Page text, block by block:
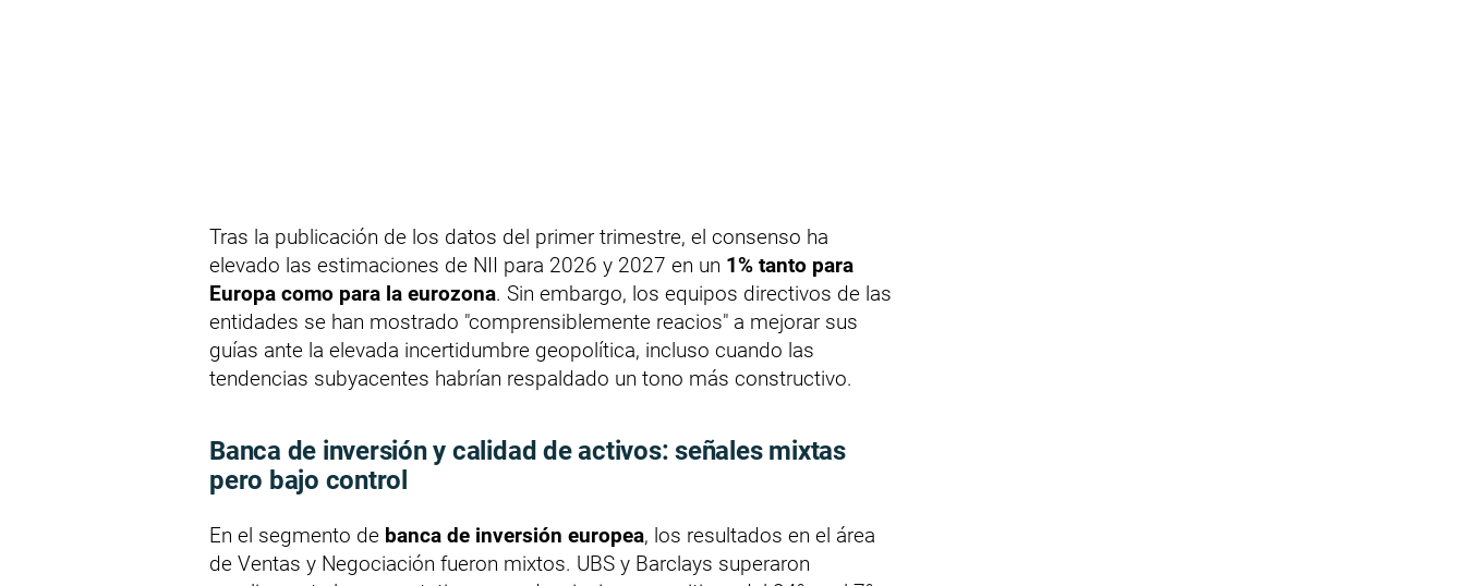
Tras la publicación de los datos del primer trimestre, el consenso ha
elevado las estimaciones de NII para 2026 y 2027 en un 1% tanto para
Europa como para la eurozona. Sin embargo, los equipos directivos de las
entidades se han mostrado "comprensiblemente reacios" a mejorar sus
guías ante la elevada incertidumbre geopolítica, incluso cuando las
tendencias subyacentes habrían respaldado un tono más constructivo.
Banca de inversión y calidad de activos: señales mixtas
pero bajo control
En el segmento de banca de inversión europea, los resultados en el área
de Ventas y Negociación fueron mixtos. UBS y Barclays superaron